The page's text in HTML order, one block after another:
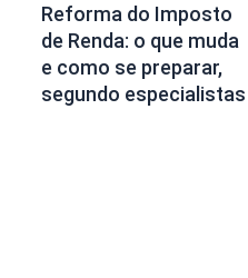
Reforma do Imposto
de Renda: o que muda
e como se preparar,
segundo especialistas